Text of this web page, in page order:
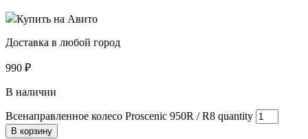
Купить на Авито
Доставка в любой город
990 ₽
В наличии
Всенаправленное колесо Proscenic 950R / R8 quantity
В корзину